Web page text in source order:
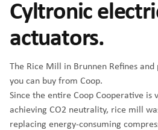
Cyltronic
actuators.
The Rice Mill in Brunnen Refines
you can buy from Coop.
Since the entire Coop Cooperative is
achieving CO2 neutrality, rice mill
replacing energy-consuming